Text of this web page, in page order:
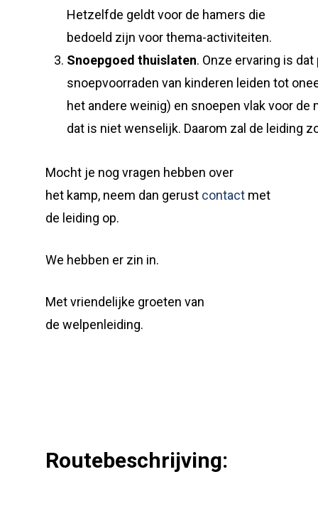
Hetzelfde geldt voor de hamers die
bedoeld zijn voor thema-activiteiten.
Snoepgoed thuislaten. Onze ervaring is dat
snoepvoorraden van kinderen leiden tot
het andere weinig) en snoepen vlak voor de
dat is niet wenselijk. Daarom zal de leiding
Mocht je nog vragen hebben over
het kamp, neem dan gerust contact met
de leiding op.
We hebben er zin in.
Met vriendelijke groeten van
de welpenleiding.
Routebeschrijving: